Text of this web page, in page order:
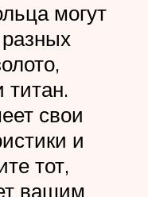
могут
титан.
свои
и
тот,
вашим